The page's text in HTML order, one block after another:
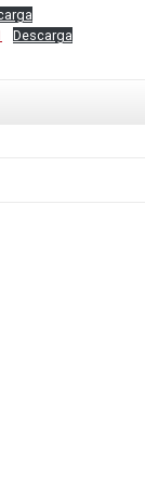
Descarga